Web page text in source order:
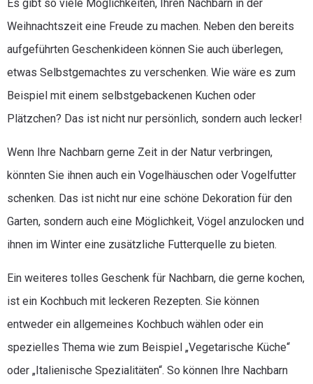
Es gibt so viele Möglichkeiten, Ihren Nachbarn in der
Weihnachtszeit eine Freude zu machen. Neben den bereits
aufgeführten Geschenkideen können Sie auch überlegen,
etwas Selbstgemachtes zu verschenken. Wie wäre es zum
Beispiel mit einem selbstgebackenen Kuchen oder
Plätzchen? Das ist nicht nur persönlich, sondern auch lecker!
Wenn Ihre Nachbarn gerne Zeit in der Natur verbringen,
könnten Sie ihnen auch ein Vogelhäuschen oder Vogelfutter
schenken. Das ist nicht nur eine schöne Dekoration für den
Garten, sondern auch eine Möglichkeit, Vögel anzulocken und
ihnen im Winter eine zusätzliche Futterquelle zu bieten.
Ein weiteres tolles Geschenk für Nachbarn, die gerne kochen,
ist ein Kochbuch mit leckeren Rezepten. Sie können
entweder ein allgemeines Kochbuch wählen oder ein
spezielles Thema wie zum Beispiel „Vegetarische Küche“
oder „Italienische Spezialitäten“. So können Ihre Nachbarn